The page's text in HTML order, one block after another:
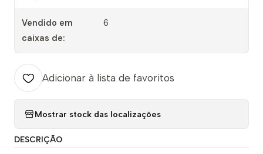
Vendido em
caixas de:
6
Adicionar à lista de favoritos
Mostrar stock das localizações
DESCRIÇÃO